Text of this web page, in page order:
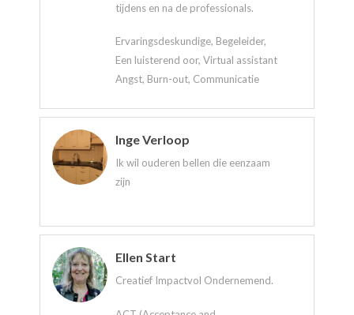
tijdens en na de professionals.
Ervaringsdeskundige, Begeleider,
Een luisterend oor, Virtual assistant
Angst, Burn-out, Communicatie
Inge Verloop
Ik wil ouderen bellen die eenzaam
zijn
Ellen Start
Creatief Impactvol Ondernemend.